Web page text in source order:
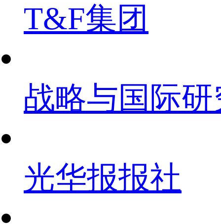
T&F集团
战略与国际
光华报报社